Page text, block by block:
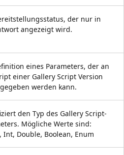
der nur in
angezeigt wird.
eines Parameters, der an
einer Gallery Script Version
werden kann.
den Typ des Gallery Script-
Mögliche Werte sind:
Int, Double, Boolean, Enum